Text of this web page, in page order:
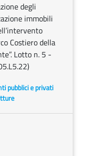
degli
immobili
Costiero della
Lotto n. 5 -
pubblici e privati